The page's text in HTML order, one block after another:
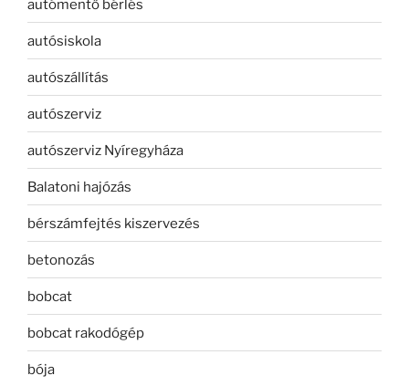
autómentő bérlés
autósiskola
autószállítás
autószerviz
autószerviz Nyíregyháza
Balatoni hajózás
bérszámfejtés kiszervezés
betonozás
bobcat
bobcat rakodógép
bója